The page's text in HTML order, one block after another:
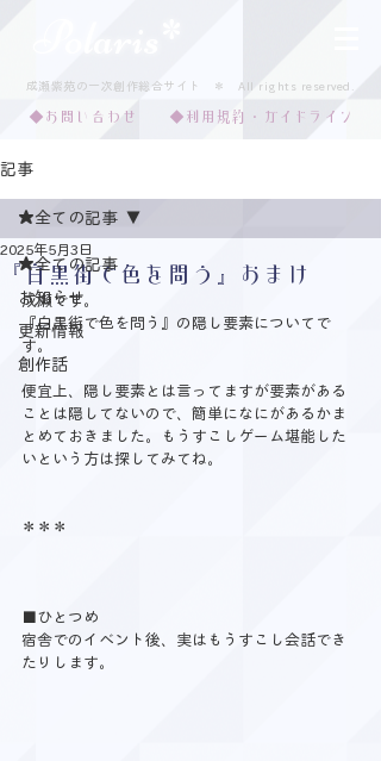
成瀬紫苑の一次創作総合サイト ＊ ​All rights reserved.​​
◆お問い合わせ ◆利用規約・ガイドライン
記事
★全ての記事
お知らせ
更新情報
創作話
★全ての記事
『白黒街で色を問う』おまけ
2025年5月3日
成瀬です。
『白黒街で色を問う』の隠し要素についてで
す。
便宜上、隠し要素とは言ってますが要素がある
ことは隠してないので、簡単になにがあるかま
とめておきました。もうすこしゲーム堪能した
いという方は探してみてね。
＊＊＊
■ひとつめ
宿舎でのイベント後、実はもうすこし会話でき
たりします。